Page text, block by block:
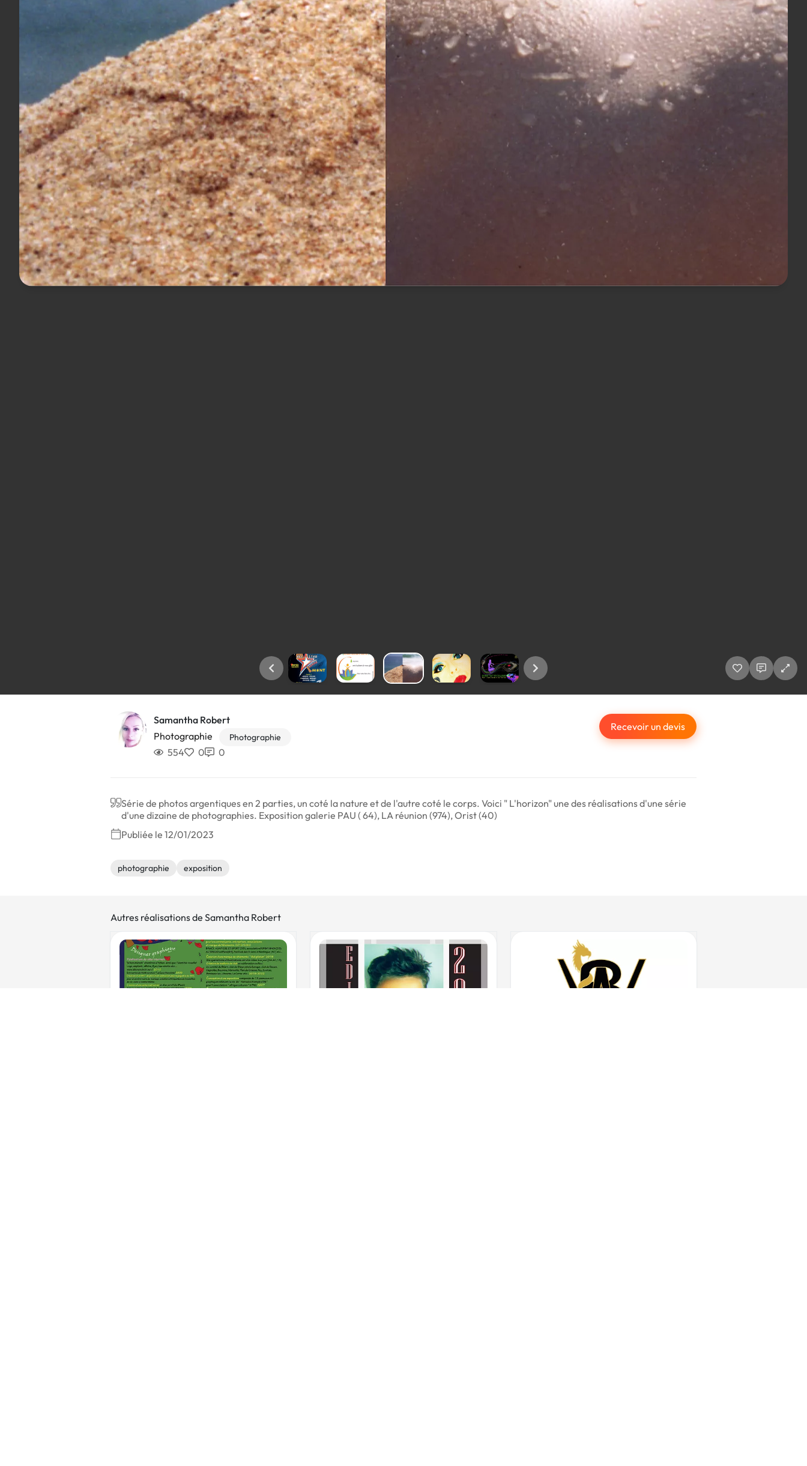
Samantha Robert
Photographie
Photographie
554 0 0
Recevoir un devis
Série de photos argentiques en 2 parties, un coté la nature et de l'autre coté le corps. Voici " L'horizon" une des réalisations d'une série
d'une dizaine de photographies. Exposition galerie PAU ( 64), LA réunion (974), Orist (40)
Publiée le 12/01/2023
photographie exposition
Autres réalisations de Samantha Robert